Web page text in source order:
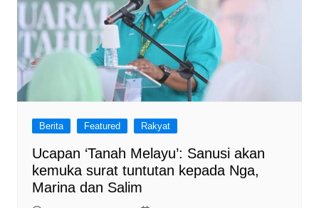
Berita Featured Rakyat
Ucapan ‘Tanah Melayu’: Sanusi akan
kemuka surat tuntutan kepada Nga,
Marina dan Salim